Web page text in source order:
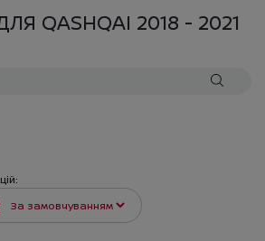
QASHQAI 2018 - 2021